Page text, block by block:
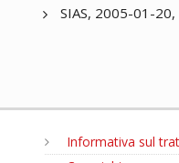
SIAS, 2005-01-20,
Informativa sul